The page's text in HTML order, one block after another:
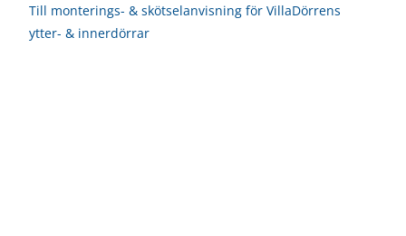
Till monterings- & skötselanvisning för VillaDörrens
ytter- & innerdörrar